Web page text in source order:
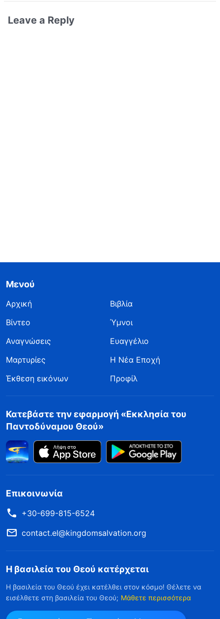
Leave a Reply
Μενού
Αρχική
Βιβλία
Βίντεο
Ύμνοι
Αναγνώσεις
Ευαγγέλιο
Μαρτυρίες
Η Νέα Εποχή
Έκθεση εικόνων
Προφίλ
Κατεβάστε την εφαρμογή «Εκκλησία του
Παντοδύναμου Θεού»
Επικοινωνία
+30-699-815-6524
contact.el@kingdomsalvation.org
Η βασιλεία του Θεού κατέρχεται
Η βασιλεία του Θεού έχει κατέλθει στον κόσμο! Θέλετε να
εισέλθετε στη βασιλεία του Θεού; Μάθετε περισσότερα